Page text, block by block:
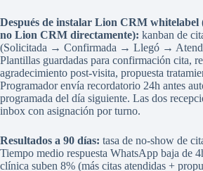
Después de instalar Lion CRM whitelabel
no Lion CRM directamente): kanban de
(Solicitada → Confirmada → Llegó →
Plantillas guardadas para confirmación cita,
agradecimiento post-visita, propuesta
Programador envía recordatorio 24h antes
programada del día siguiente. Las dos
inbox con asignación por turno.
Resultados a 90 días: tasa de no-show de
Tiempo medio respuesta WhatsApp baja de
clínica suben 8% (más citas atendidas +